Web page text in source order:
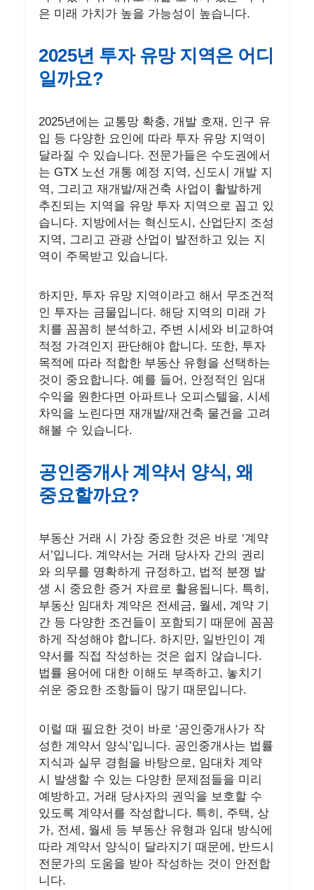
은 미래 가치가 높을 가능성이 높습니다.
2025년 투자 유망 지역은 어디
일까요?
2025년에는 교통망 확충, 개발 호재, 인구 유
입 등 다양한 요인에 따라 투자 유망 지역이
달라질 수 있습니다. 전문가들은 수도권에서
는 GTX 노선 개통 예정 지역, 신도시 개발 지
역, 그리고 재개발/재건축 사업이 활발하게
추진되는 지역을 유망 투자 지역으로 꼽고 있
습니다. 지방에서는 혁신도시, 산업단지 조성
지역, 그리고 관광 산업이 발전하고 있는 지
역이 주목받고 있습니다.
하지만, 투자 유망 지역이라고 해서 무조건적
인 투자는 금물입니다. 해당 지역의 미래 가
치를 꼼꼼히 분석하고, 주변 시세와 비교하여
적정 가격인지 판단해야 합니다. 또한, 투자
목적에 따라 적합한 부동산 유형을 선택하는
것이 중요합니다. 예를 들어, 안정적인 임대
수익을 원한다면 아파트나 오피스텔을, 시세
차익을 노린다면 재개발/재건축 물건을 고려
해볼 수 있습니다.
공인중개사 계약서 양식, 왜
중요할까요?
부동산 거래 시 가장 중요한 것은 바로 ‘계약
서’입니다. 계약서는 거래 당사자 간의 권리
와 의무를 명확하게 규정하고, 법적 분쟁 발
생 시 중요한 증거 자료로 활용됩니다. 특히,
부동산 임대차 계약은 전세금, 월세, 계약 기
간 등 다양한 조건들이 포함되기 때문에 꼼꼼
하게 작성해야 합니다. 하지만, 일반인이 계
약서를 직접 작성하는 것은 쉽지 않습니다.
법률 용어에 대한 이해도 부족하고, 놓치기
쉬운 중요한 조항들이 많기 때문입니다.
이럴 때 필요한 것이 바로 ‘공인중개사가 작
성한 계약서 양식’입니다. 공인중개사는 법률
지식과 실무 경험을 바탕으로, 임대차 계약
시 발생할 수 있는 다양한 문제점들을 미리
예방하고, 거래 당사자의 권익을 보호할 수
있도록 계약서를 작성합니다. 특히, 주택, 상
가, 전세, 월세 등 부동산 유형과 임대 방식에
따라 계약서 양식이 달라지기 때문에, 반드시
전문가의 도움을 받아 작성하는 것이 안전합
니다.